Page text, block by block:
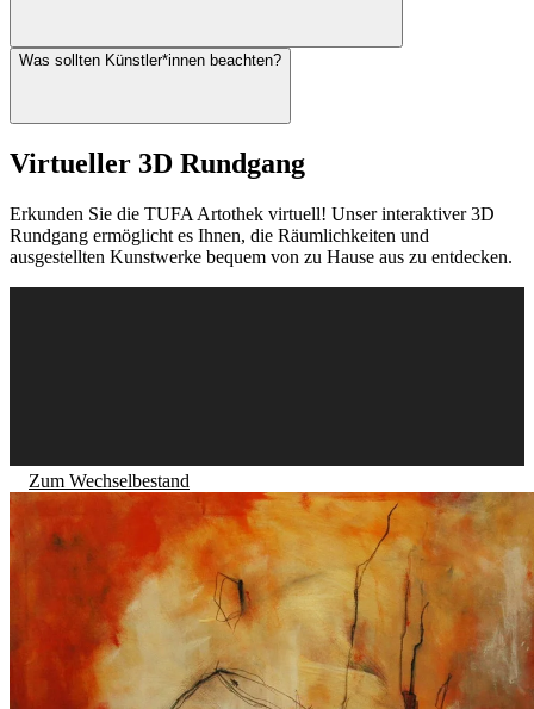
Was sollten Künstler*innen beachten?
Virtueller 3D Rundgang
Erkunden Sie die TUFA Artothek virtuell! Unser interaktiver 3D
Rundgang ermöglicht es Ihnen, die Räumlichkeiten und
ausgestellten Kunstwerke bequem von zu Hause aus zu entdecken.
Zum Wechselbestand